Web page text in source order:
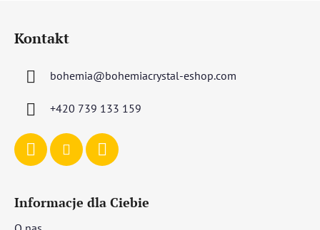
Kontakt
bohemia@bohemiacrystal-eshop.com
+420 739 133 159
Informacje dla Ciebie